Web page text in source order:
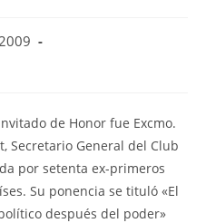
de Honor fue Excmo.
Secretario General del Club
por setenta ex-primeros
Su ponencia se tituló «El
después del poder»